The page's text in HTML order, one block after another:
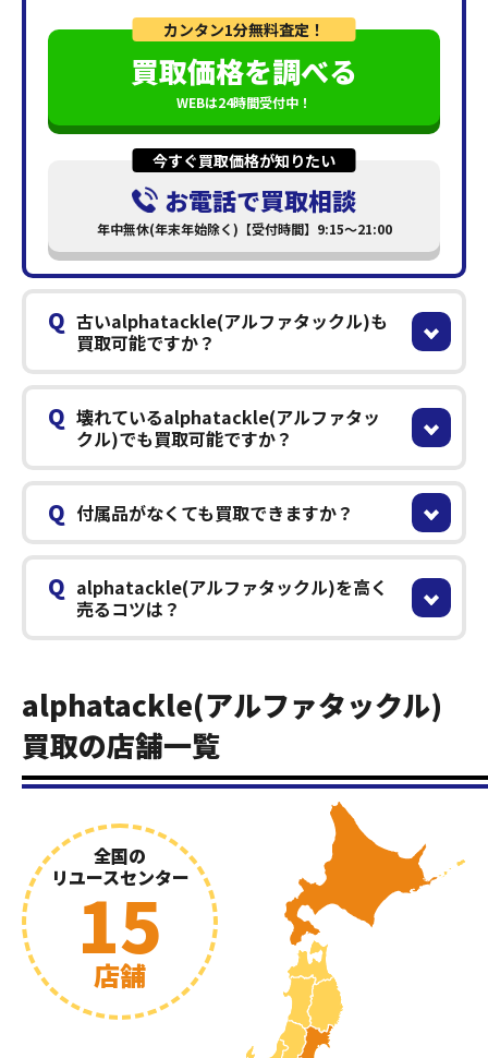
カンタン1分無料査定！
買取価格を調べる
WEBは24時間受付中！
今すぐ買取価格が知りたい
お電話で買取相談
年中無休(年末年始除く)【受付時間】9:15～21:00
Q 古いalphatackle(アルファタックル)も
買取可能ですか？
Q 壊れているalphatackle(アルファタッ
クル)でも買取可能ですか？
Q 付属品がなくても買取できますか？
Q alphatackle(アルファタックル)を高く
売るコツは？
alphatackle(アルファタックル)
買取の店舗一覧
全国の
リユースセンター
15
店舗